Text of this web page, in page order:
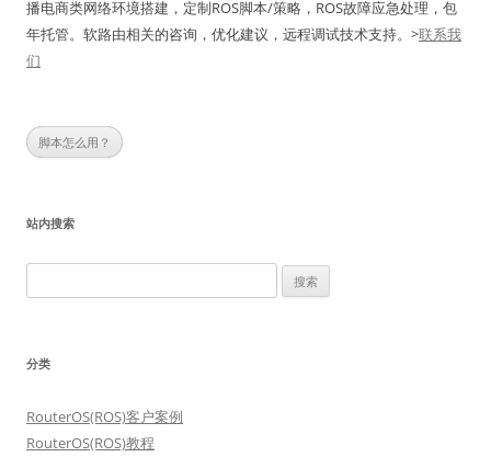
播电商类网络环境搭建，定制ROS脚本/策略，ROS故障应急处理，包
年托管。软路由相关的咨询，优化建议，远程调试技术支持。>联系我
们
脚本怎么用？
站内搜索
索：
分类
RouterOS(ROS)客户案例
RouterOS(ROS)教程